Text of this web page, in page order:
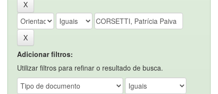
Adicionar filtros:
Utilizar filtros para refinar o resultado de busca.